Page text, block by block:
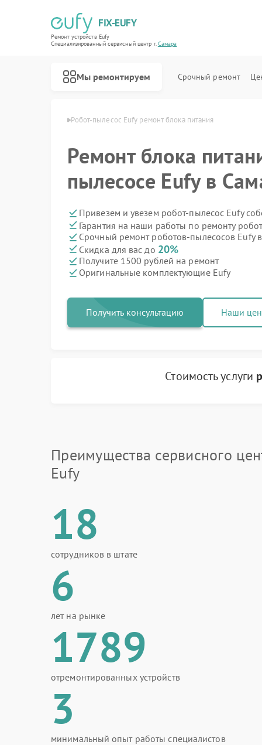
FIX-EUFY
Ремонт устройств Eufy
Специализированный cервисный центр г.Самара
Мы ремонтируем Срочный ремонт
Робот-пылесос Eufy ремонт блока питания
Ремонт блока
пылесосе Eufy в
Привезем и увезем робот-пылесос Eufy
Гарантия на наши работы по ремонту
Срочный ремонт роботов-пылесосов Eufy в
Скидка для вас до 20%
Получите 1500 рублей на ремонт
Оригинальные комплектующие Eufy
Получить консультацию Наши
Стоимость услуги
Преимущества сервисного
Eufy
18
сотрудников в штате
6
лет на рынке
1789
отремонтированных устройств
3
минимальный опыт работы специалистов